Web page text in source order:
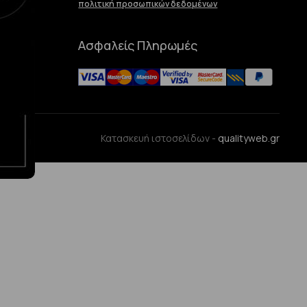
πολιτική προσωπικών δεδομένων
Ασφαλείς Πληρωμές
Κατασκευή ιστοσελίδων - qualityweb.gr